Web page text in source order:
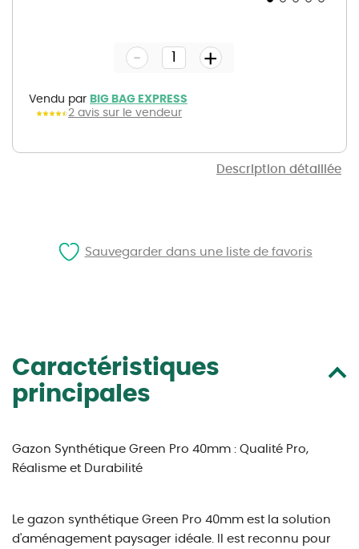
Description détaillée
gallery
Vendu par BIG BAG EXPRESS
2 avis sur le vendeur
- +
Caractéristiques
principales
Gazon Synthétique Green Pro 40mm : Qualité Pro,
Réalisme et Durabilité
Le gazon synthétique Green Pro 40mm est la solution
d'aménagement paysager idéale. Il est reconnu pour
Sauvegarder dans une liste de favoris